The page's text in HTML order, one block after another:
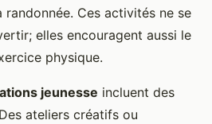
Ces activités ne se
elles encouragent aussi le
physique.
jeunesse incluent des
ateliers créatifs ou